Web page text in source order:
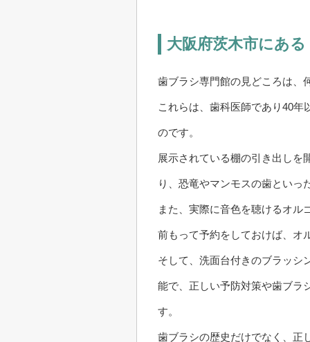
大阪府茨木市にあ
歯ブラシ専門館の見どころは、
これらは、歯科医師であり40
のです。
展示されている棚の引き出しを
り、恐竜やマンモスの歯といっ
また、実際に音色を聴けるオル
前もって予約をしておけば、オ
そして、洗面台付きのブラッシ
能で、正しい予防対策や歯ブラ
す。
歯ブラシの歴史だけでなく、正